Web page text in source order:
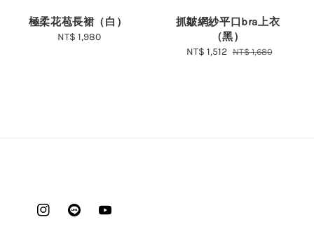
極柔花苞長裙（白）
Regular
NT$ 1,980
抓皺網紗平口bra上衣
（黑）
Sale
NT$ 1,512 Regular
NT$ 1,680